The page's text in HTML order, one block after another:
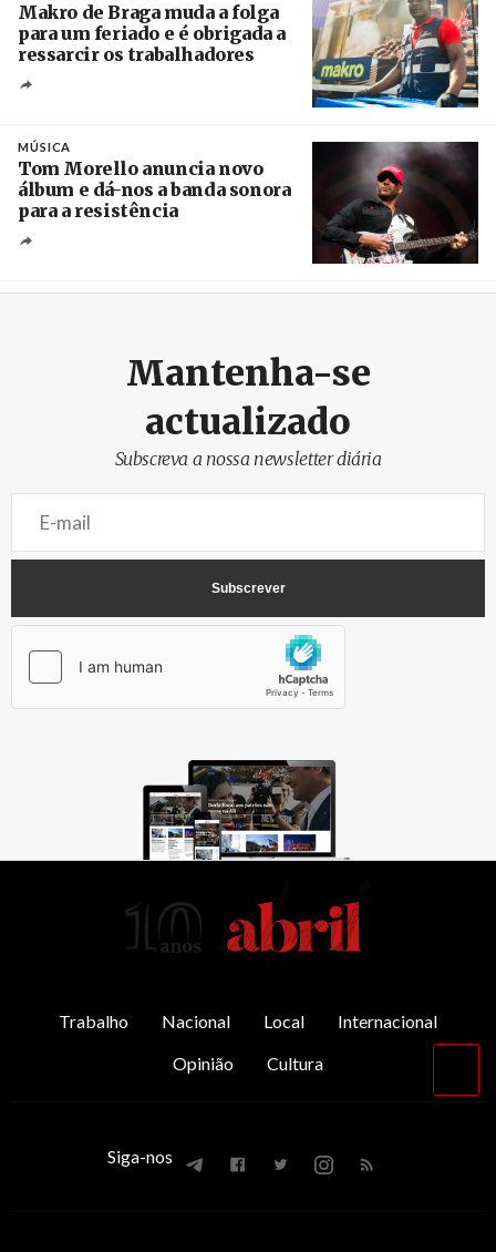
Makro de Braga muda a folga
para um feriado e é obrigada a
ressarcir os trabalhadores
MÚSICA
Tom Morello anuncia novo
álbum e dá-nos a banda sonora
para a resistência
Mantenha-se
actualizado
Subscreva a nossa newsletter diária
Trabalho Nacional Local
Internacional
Opinião
Cultura
Siga-nos